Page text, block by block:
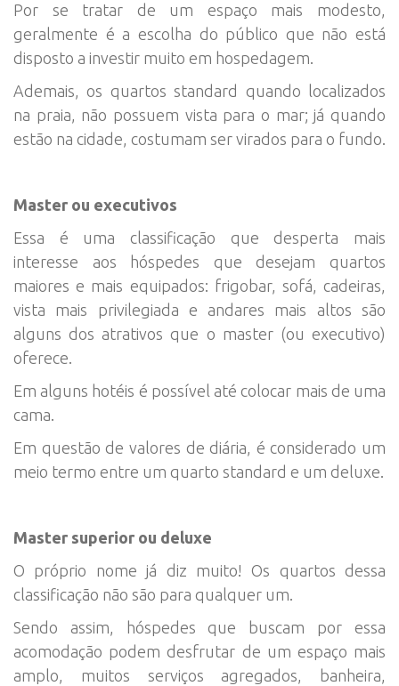
Por se tratar de um espaço mais modesto,
geralmente é a escolha do público que não está
disposto a investir muito em hospedagem.
Ademais, os quartos standard quando localizados
na praia, não possuem vista para o mar; já quando
estão na cidade, costumam ser virados para o fundo.
Master ou executivos
Essa é uma classificação que desperta mais
interesse aos hóspedes que desejam quartos
maiores e mais equipados: frigobar, sofá, cadeiras,
vista mais privilegiada e andares mais altos são
alguns dos atrativos que o master (ou executivo)
oferece.
Em alguns hotéis é possível até colocar mais de uma
cama.
Em questão de valores de diária, é considerado um
meio termo entre um quarto standard e um deluxe.
Master superior ou deluxe
O próprio nome já diz muito! Os quartos dessa
classificação não são para qualquer um.
Sendo assim, hóspedes que buscam por essa
acomodação podem desfrutar de um espaço mais
amplo, muitos serviços agregados, banheira,